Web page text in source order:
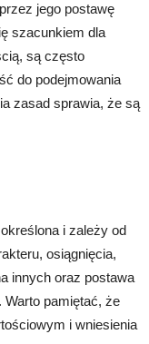
jego postawę
szacunkiem dla
są często
do podejmowania
zasad sprawia, że są
i zależy od
osiągnięcia,
innych oraz postawa
pamiętać, że
i wniesienia